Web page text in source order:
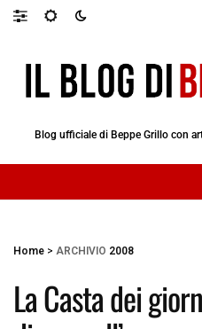
Blog ufficiale di Beppe Grillo con
Home > ARCHIVIO 2008
La Casta dei